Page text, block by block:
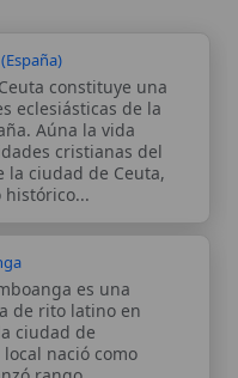
rango
en un territorio
el Comité
y contrastadas
escritos
históricos, actas
fuentes